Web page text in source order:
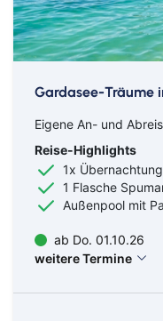
Kurzurlaub
Gardasee-Träume
Eigene An- und
Reise-Highlights
1x
1 Flasche
Außenpool mit
ab Do. 01.10.26
weitere Termine